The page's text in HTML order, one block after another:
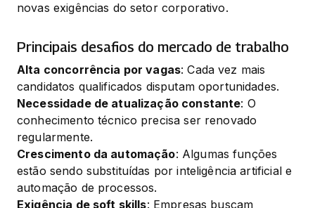
novas exigências do setor corporativo.
Principais desafios do mercado de trabalho
Alta concorrência por vagas: Cada vez mais
Necessidade de atualização constante: O
conhecimento técnico precisa ser renovado
Crescimento da automação: Algumas funções
estão sendo substituídas por inteligência artificial e
Exigência de soft skills: Empresas buscam